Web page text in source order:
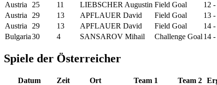
Austria
25 11 LIEBSCHER Augustin Field Goal
12 -
Austria
29 13 APFLAUER David Field Goal
13 -
Austria
29 13 APFLAUER David Field Goal
14 -
Bulgaria30 4 SANSAROV Mihail Challenge Goal 14 -
Spiele der Österreicher
Datum Zeit Ort Team 1 Team 2